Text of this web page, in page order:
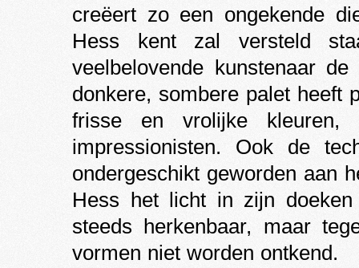
creëert zo een ongekende
Hess kent zal versteld
veelbelovende kunstenaar
donkere, sombere palet heeft
frisse en vrolijke
impressionisten. Ook de
ondergeschikt geworden aan
Hess het licht in zijn
steeds herkenbaar, maar
vormen niet worden ontkend.